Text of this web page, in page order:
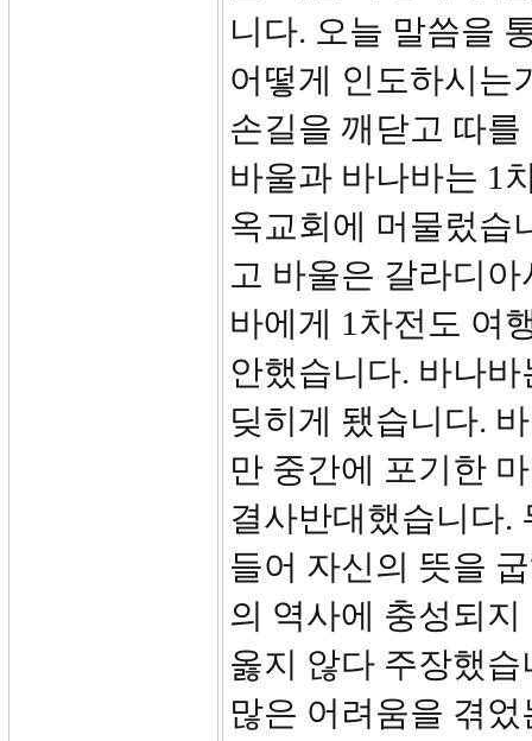
니다. 오늘 말씀을
어떻게 인도하시는
손길을 깨닫고 따
바울과 바나바는 1
옥교회에 머물렀습
고 바울은 갈라디
바에게 1차전도 여
안했습니다. 바나
딪히게 됐습니다.
만 중간에 포기한
결사반대했습니다.
들어 자신의 뜻을
의 역사에 충성되
옳지 않다 주장했
많은 어려움을 겪